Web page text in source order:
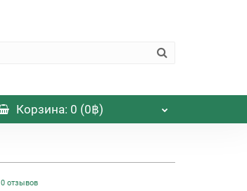
Корзина: 0 (0฿)
0 отзывов